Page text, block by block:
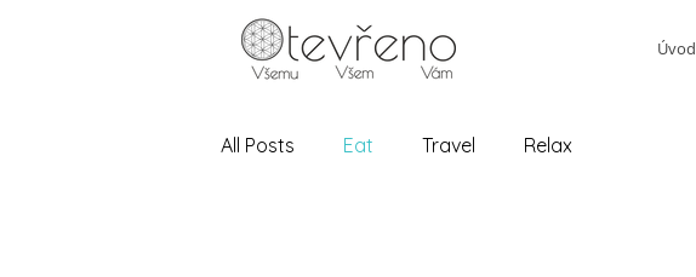
Úvod
All Posts Eat Travel Relax